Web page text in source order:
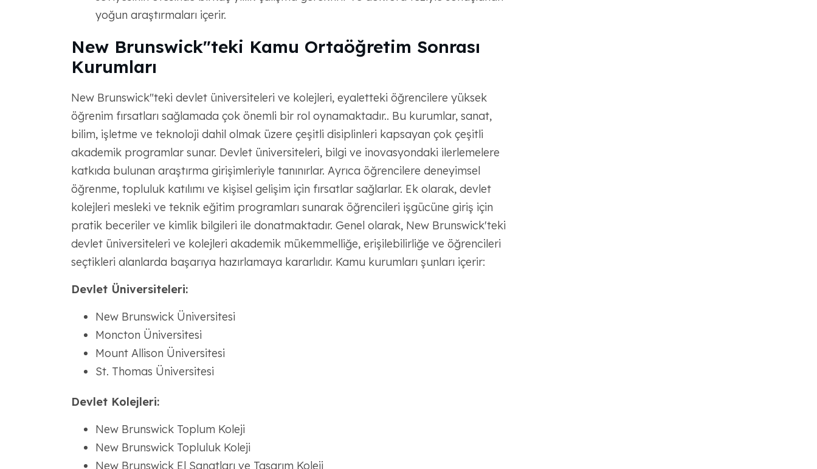
yoğun araştırmaları içerir.
New Brunswick"teki Kamu Ortaöğretim Sonrası
Kurumları
New Brunswick"teki devlet üniversiteleri ve kolejleri, eyaletteki öğrencilere yüksek
öğrenim fırsatları sağlamada çok önemli bir rol oynamaktadır.. Bu kurumlar, sanat,
bilim, işletme ve teknoloji dahil olmak üzere çeşitli disiplinleri kapsayan çok çeşitli
akademik programlar sunar. Devlet üniversiteleri, bilgi ve inovasyondaki ilerlemelere
katkıda bulunan araştırma girişimleriyle tanınırlar. Ayrıca öğrencilere deneyimsel
öğrenme, topluluk katılımı ve kişisel gelişim için fırsatlar sağlarlar. Ek olarak, devlet
kolejleri mesleki ve teknik eğitim programları sunarak öğrencileri işgücüne giriş için
pratik beceriler ve kimlik bilgileri ile donatmaktadır. Genel olarak, New Brunswick'teki
devlet üniversiteleri ve kolejleri akademik mükemmelliğe, erişilebilirliğe ve öğrencileri
seçtikleri alanlarda başarıya hazırlamaya kararlıdır. Kamu kurumları şunları içerir:
Devlet Üniversiteleri:
New Brunswick Üniversitesi
Moncton Üniversitesi
Mount Allison Üniversitesi
St. Thomas Üniversitesi
Devlet Kolejleri:
New Brunswick Toplum Koleji
New Brunswick Topluluk Koleji
New Brunswick El Sanatları ve Tasarım Koleji